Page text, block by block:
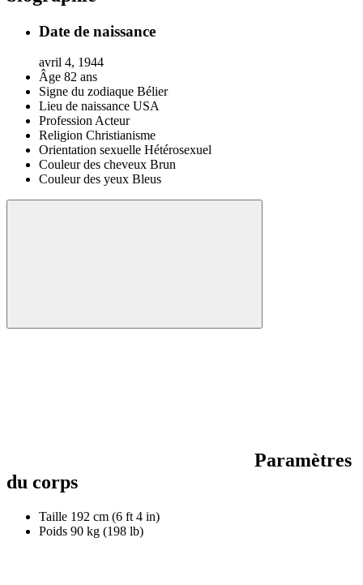
Date de naissance
avril 4, 1944
Âge 82 ans
Signe du zodiaque Bélier
Lieu de naissance USA
ProfessionActeur
Religion Christianisme
Orientation sexuelle Hétérosexuel
Couleur des cheveux Brun
Couleur des yeux Bleus
Paramètres
du corps
Taille 192 cm (6 ft 4 in)
Poids 90 kg (198 lb)